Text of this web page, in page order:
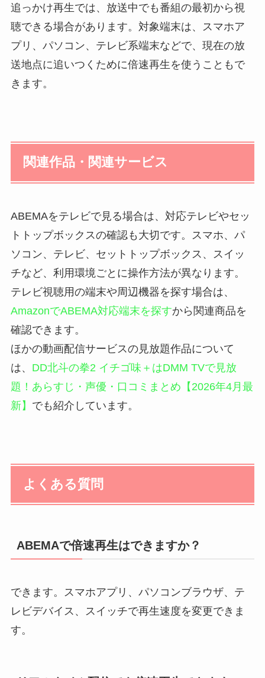
追っかけ再生では、放送中でも番組の最初から視
聴できる場合があります。対象端末は、スマホア
プリ、パソコン、テレビ系端末などで、現在の放
送地点に追いつくために倍速再生を使うこともで
きます。
関連作品・関連サービス
ABEMAをテレビで見る場合は、対応テレビやセッ
トトップボックスの確認も大切です。スマホ、パ
ソコン、テレビ、セットトップボックス、スイッ
チなど、利用環境ごとに操作方法が異なります。
テレビ視聴用の端末や周辺機器を探す場合は、
AmazonでABEMA対応端末を探すから関連商品を
確認できます。
ほかの動画配信サービスの見放題作品について
は、 DD北斗の拳2 イチゴ味＋はDMM TVで見放
題！あらすじ・声優・口コミまとめ【2026年4月最
新】 でも紹介しています。
よくある質問
ABEMAで倍速再生はできますか？
できます。スマホアプリ、パソコンブラウザ、テ
レビデバイス、スイッチで再生速度を変更できま
す。